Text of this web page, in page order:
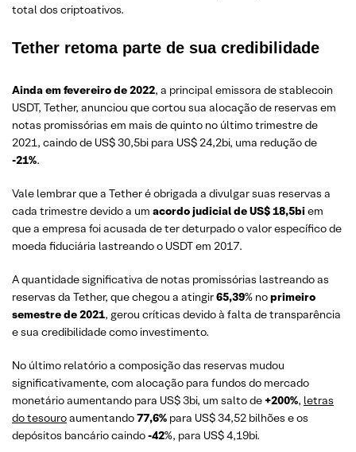
total dos criptoativos.
Tether retoma parte de sua credibilidade
Ainda em fevereiro de 2022, a principal emissora de stablecoin
USDT, Tether, anunciou que cortou sua alocação de reservas em
notas promissórias em mais de quinto no último trimestre de
2021, caindo de US$ 30,5bi para US$ 24,2bi, uma redução de
-21%.
Vale lembrar que a Tether é obrigada a divulgar suas reservas a
cada trimestre devido a um acordo judicial de US$ 18,5biem
que a empresa foi acusada de ter deturpado o valor específico de
moeda fiduciária lastreando o USDT em 2017.
A quantidade significativa de notas promissórias lastreando as
reservas da Tether, que chegou a atingir65,39% noprimeiro
semestre de 2021, gerou críticas devido à falta de transparência
e sua credibilidade como investimento.
No último relatório a composição das reservas mudou
significativamente, com alocação para fundos do mercado
monetário aumentando para US$ 3bi, um salto de +200%, letras
do tesouroaumentando77,6% para US$ 34,52 bilhões e os
depósitos bancário caindo-42%, para US$ 4,19bi.